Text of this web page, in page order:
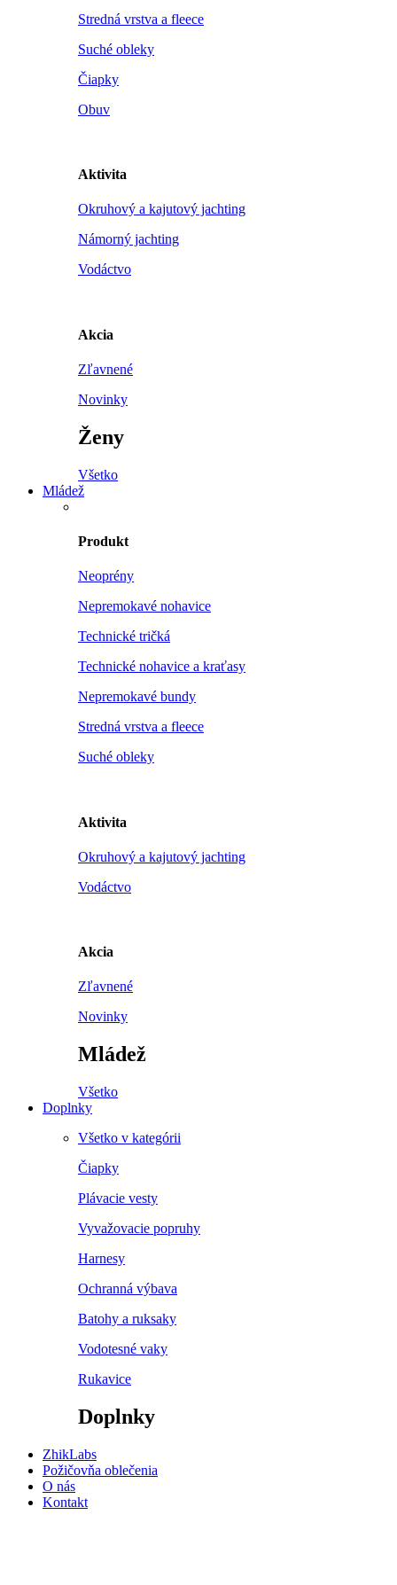
Stredná vrstva a fleece
Suché obleky
Čiapky
Obuv
Aktivita
Okruhový a kajutový jachting
Námorný jachting
Vodáctvo
Akcia
Zľavnené
Novinky
Ženy
Všetko
Mládež
Produkt
Neoprény
Nepremokavé nohavice
Technické tričká
Technické nohavice a kraťasy
Nepremokavé bundy
Stredná vrstva a fleece
Suché obleky
Aktivita
Okruhový a kajutový jachting
Vodáctvo
Akcia
Zľavnené
Novinky
Mládež
Všetko
Doplnky
Všetko v kategórii
Čiapky
Plávacie vesty
Vyvažovacie popruhy
Harnesy
Ochranná výbava
Batohy a ruksaky
Vodotesné vaky
Rukavice
Doplnky
ZhikLabs
Požičovňa oblečenia
O nás
Kontakt